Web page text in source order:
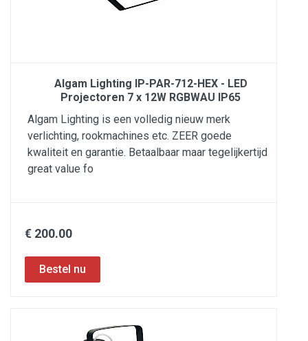
Algam Lighting IP-PAR-712-HEX - LED
Projectoren 7 x 12W RGBWAU IP65
Algam Lighting is een volledig nieuw merk
verlichting, rookmachines etc. ZEER goede
kwaliteit en garantie. Betaalbaar maar tegelijkertijd
great value fo
€ 200.00